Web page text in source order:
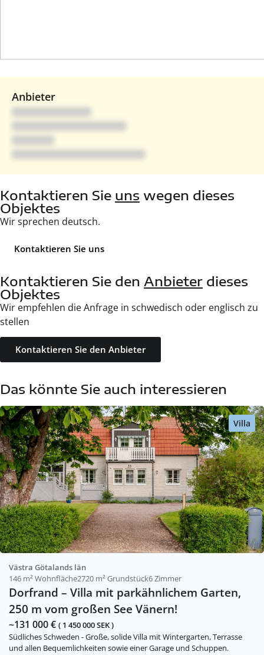
Anbieter
Kontaktieren Sie uns wegen dieses
Objektes
Wir sprechen deutsch.
Kontaktieren Sie uns
Kontaktieren Sie den Anbieter dieses
Objektes
Wir empfehlen die Anfrage in schwedisch oder englisch zu
stellen
Kontaktieren Sie den Anbieter
Das könnte Sie auch interessieren
Villa
Västra Götalands län
146 m² Wohnfläche2720 m² Grundstück6 Zimmer
Dorfrand – Villa mit parkähnlichem Garten,
250 m vom großen See Vänern!
~131 000 € ( 1 450 000 SEK )
Südliches Schweden - Große, solide Villa mit Wintergarten, Terrasse
und allen Bequemlichkeiten sowie einer Garage und Schuppen.